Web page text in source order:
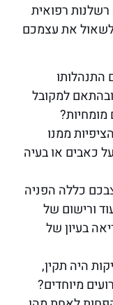
רפואית
לשאול את עצמכם
התנהלותו
למקובל
ממנו
כאבים או בעיה
כללה הפניה
ורישום של
בעיון של
היה תקין,
מיוחדים?